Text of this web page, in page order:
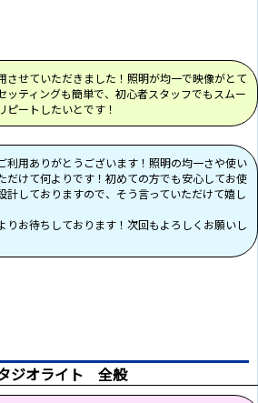
させていただきました！照明が均一で映像がとて
ッティングも簡単で、初心者スタッフでもスムー
ピートしたいとです！
利用ありがとうございます！照明の均一さや使い
だけて何よりです！初めての方でも安心してお使
計しておりますので、そう言っていただけて嬉し
りお待ちしております！次回もよろしくお願いし
ジオライト 全般